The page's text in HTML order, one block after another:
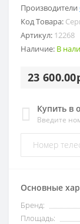
Производители
Код Товара:
Артикул: 12268
Наличие: В
23
Купить в
Введите
Основные
Бренд:
Площадь: